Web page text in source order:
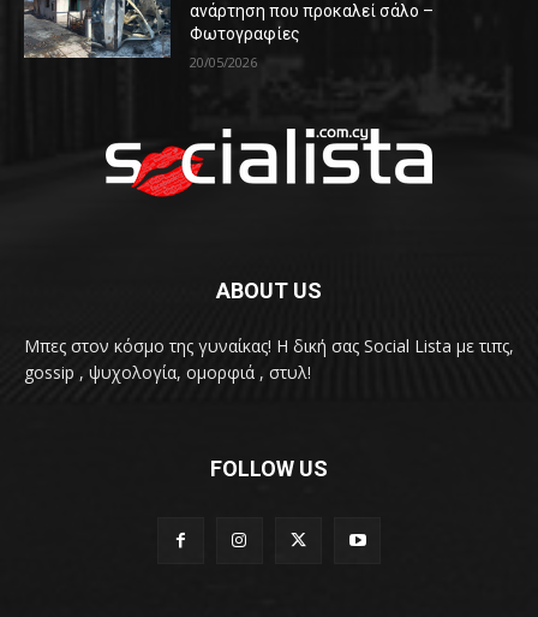
ανάρτηση που προκαλεί σάλο –
Φωτογραφίες
20/05/2026
ABOUT US
Μπες στον κόσμο της γυναίκας! H δική σας Social Lista με τιπς,
gossip , ψυχολογία, ομορφιά , στυλ!
FOLLOW US